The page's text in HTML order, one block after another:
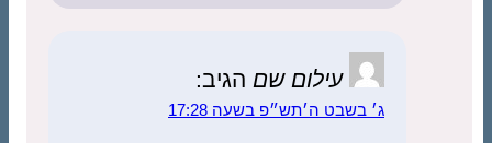
עילום שם הגיב:
ג׳ בשבט ה׳תש״פ בשעה 17:28